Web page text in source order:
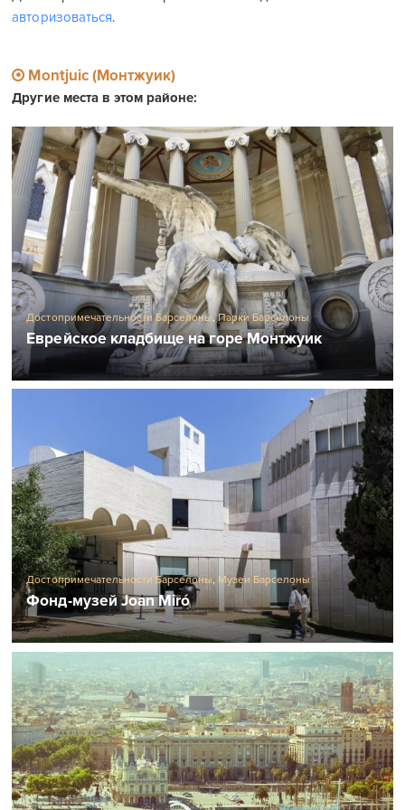
авторизоваться.
Montjuic (Монтжуик)
Другие места в этом районе:
Достопримечательности Барселоны,Парки Барселоны
Еврейское кладбище на горе Монтжуик
Достопримечательности Барселоны, Музеи Барселоны
Фонд-музей Joan Miró